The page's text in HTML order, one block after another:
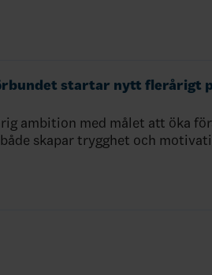
startar nytt flerårigt
ambition med målet att öka
skapar trygghet och